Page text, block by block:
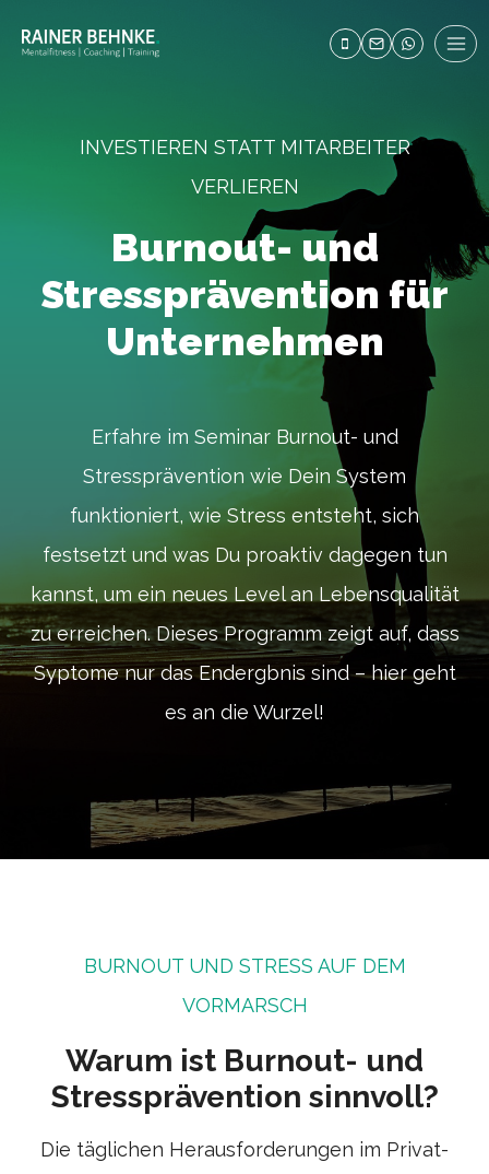
Inhalt
INVESTIEREN STATT MITARBEITER
VERLIEREN
Burnout- und
Stressprävention für
Unternehmen
Erfahre im Seminar Burnout- und
Stressprävention wie Dein System
funktioniert, wie Stress entsteht, sich
festsetzt und was Du proaktiv dagegen tun
kannst, um ein neues Level an Lebensqualität
zu erreichen. Dieses Programm zeigt auf, dass
Syptome nur das Endergbnis sind – hier geht
es an die Wurzel!
BURNOUT UND STRESS AUF DEM
VORMARSCH
Warum ist Burnout- und
Stressprävention sinnvoll?
Die täglichen Herausforderungen im Privat-